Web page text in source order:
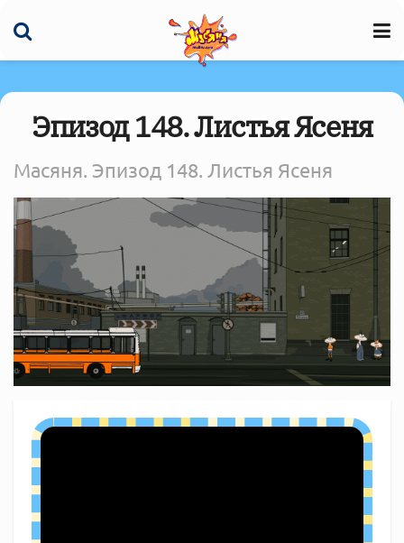
Эпизод 148. Листья Ясеня
Масяня. Эпизод 148. Листья Ясеня